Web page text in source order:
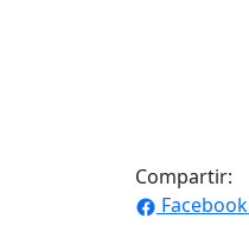
Compartir:
Facebook